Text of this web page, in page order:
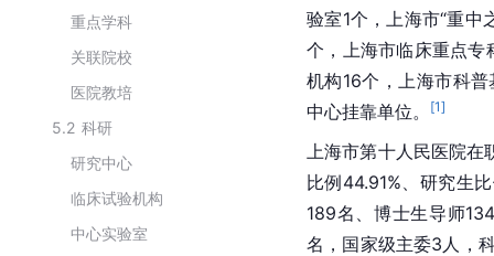
重点学科
关联院校
医院教培
5.2 科研
研究中心
临床试验机构
中心实验室
验室1个，上海市“重中
个，上海市临床重点专
机构16个，上海市科
中心挂靠单位。
[1]
上海市第十人民医院
比例44.91%、研究生
189名、博士生导师
名，国家级主委3人，